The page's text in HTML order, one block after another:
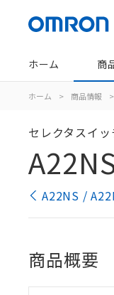
ホーム 商
ホーム > 商品情報 >
セレクタスイッ
A22NS /
商品概要